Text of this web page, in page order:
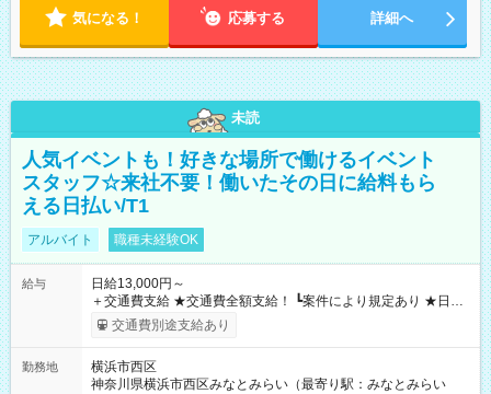
気になる！ 応募する 詳細へ
未読
人気イベントも！好きな場所で働けるイベント
スタッフ☆来社不要！働いたその日に給料もら
える日払い/T1
アルバイト 職種未経験OK
給与
日給13,000円～
＋交通費支給 ★交通費全額支給！ ┗案件により規定あり ★日払
いOK！（規定あり） ┗働いたその日に現金GET♪ お仕事後はコ
ンビニATMから 日払い分を引き落とせます！ 【試用期間】試
交通費別途支給あり
勤務地
横浜市西区
神奈川県横浜市西区みなとみらい（最寄り駅：みなとみらい